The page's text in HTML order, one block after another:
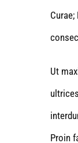
Ut
Proin